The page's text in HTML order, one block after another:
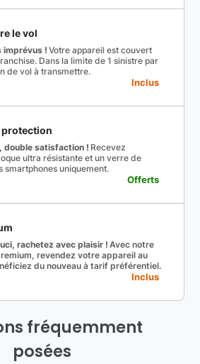
le vol
imprévus ! Votre appareil est couvert
Dans la limite de 1 sinistre par
de vol à transmettre.
Inclus
protection
double satisfaction ! Recevez
ultra résistante et un verre de
smartphones uniquement.
Offerts
rachetez avec plaisir ! Avec notre
revendez votre appareil au
du nouveau à tarif préférentiel.
Inclus
fréquemment
posées